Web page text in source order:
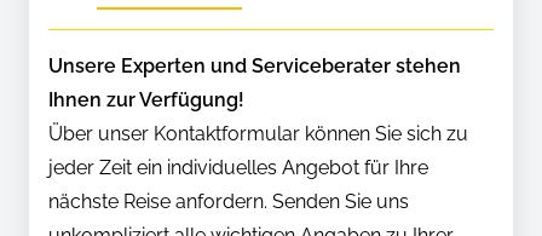
Unsere Experten und Serviceberater stehen
Ihnen zur Verfügung!
Über unser Kontaktformular können Sie sich zu
jeder Zeit ein individuelles Angebot für Ihre
nächste Reise anfordern. Senden Sie uns